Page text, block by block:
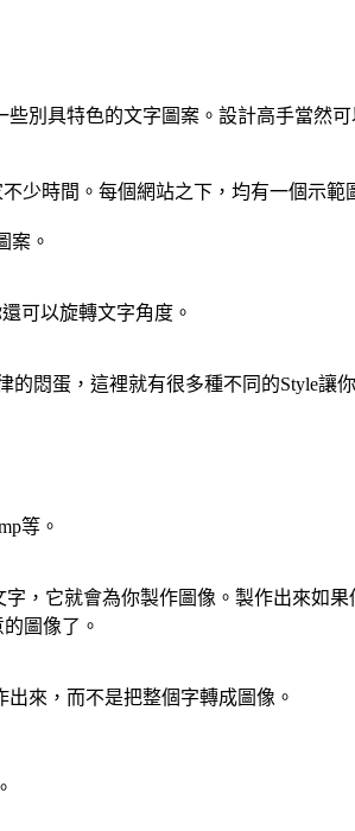
別具特色的文字圖案。設計高手當然
少時間。每個網站之下，均有一個示範
案。
可以旋轉文字角度。
悶蛋，這裡就有很多種不同的Style讓
等。
，它就會為你製作圖像。製作出來如
圖像了。
來，而不是把整個字轉成圖像。